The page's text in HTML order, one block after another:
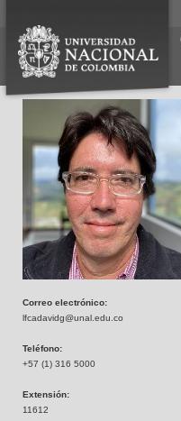
Correo electrónico:
lfcadavidg@unal.edu.co
Teléfono:
+57 (1) 316 5000
Extensión:
11612